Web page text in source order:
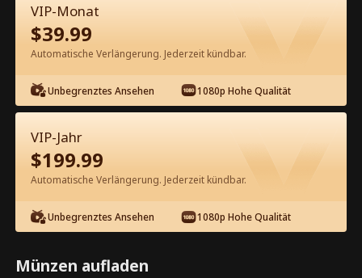
Episode 92 - Jetzt herrscht sie
Kompletter Film
1-50 51-100 101-111
92 93 95 96
VIP-Monat
$39.99
Automatische Verlängerung. Jederzeit kündbar.
Unbegrenztes Ansehen 1080p Hohe Qualität
VIP-Jahr
$199.99
Automatische Verlängerung. Jederzeit kündbar.
Unbegrenztes Ansehen 1080p Hohe Qualität
Münzen aufladen